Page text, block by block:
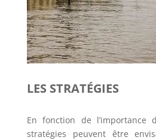
LES STRATÉGIES
En fonction de l’importance
stratégies peuvent être